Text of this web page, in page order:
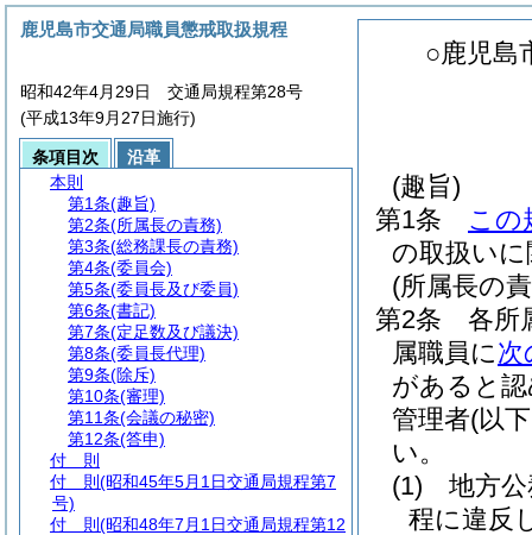
○鹿児島
(趣旨)
第1条
この
の取扱い
(所属長の
第2条
各所
属職員に次
があると
管理者(以
い。
(1)
地方
程に違反
鹿児島市交通局職員懲戒取扱規程
昭和42年4月29日 交通局規程第28号
(平成13年9月27日施行)
条項目次
沿革
本則
第1条(趣旨)
第2条(所属長の責務)
第3条(総務課長の責務)
第4条(委員会)
第5条(委員長及び委員)
第6条(書記)
第7条(定足数及び議決)
第8条(委員長代理)
第9条(除斥)
第10条(審理)
第11条(会議の秘密)
第12条(答申)
付 則
付 則 (昭和45年5月1日交通局規程第7
号)
付 則 (昭和48年7月1日交通局規程第12